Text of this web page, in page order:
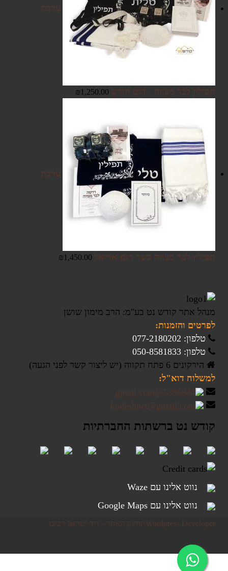
ערכת
תפילין לבר מצווה - דגם חורש ₪1,250.00
ערכת
תפילין לבר מצווה כשר דגם אריאל ₪1,450.00
מנהל אתר קודש נט בע"מ: הרב מימון שושן
לפרטים והזמנות:
טלפון: 077-2180202
טלפון: 050-8581833
הירקונים 6 פתח תקווה (יש ליצור קשר לפני הגעה)
למשלוח דוא"ל:
קודש נט ברשתות החברתיות
נווט אלינו עם Waze
נווט אלינו עם Google Maps
Wordpress Developerתחזוק האתר - דוד ישראל רביבו